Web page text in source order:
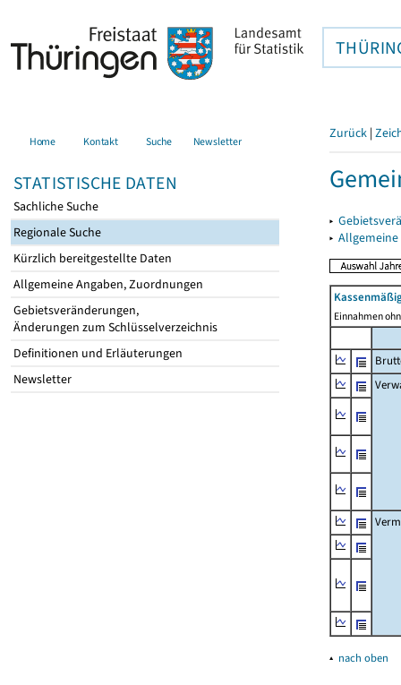
Home Kontakt Suche Newsletter
STATISTISCHE DATEN
Sachliche Suche
Regionale Suche
Kürzlich bereitgestellte Daten
Allgemeine Angaben, Zuordnungen
Gebietsveränderungen,
Änderungen zum Schlüsselverzeichnis
Definitionen und Erläuterungen
Newsletter
Zurück |
▸
▸
Einnahmen
▴ nach oben